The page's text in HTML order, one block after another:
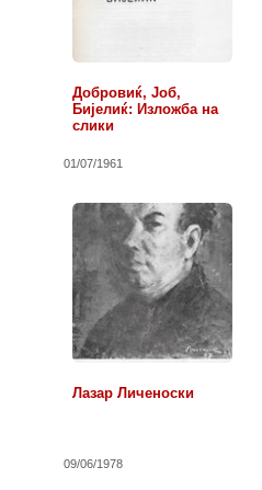
Добровиќ, Јоб,
Бијелиќ: Изложба на
слики
01/07/1961
Лазар Личеноски
09/06/1978